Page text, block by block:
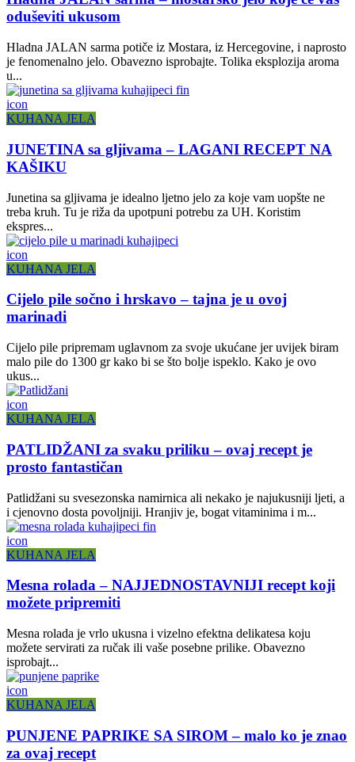
oduševiti ukusom
Hladna JALAN sarma potiče iz Mostara, iz Hercegovine, i naprosto
je fenomenalno jelo. Obavezno isprobajte. Tolika eksplozija aroma
u...
icon
KUHANA JELA
JUNETINA sa gljivama – LAGANI RECEPT NA
KAŠIKU
Junetina sa gljivama je idealno ljetno jelo za koje vam uopšte ne
treba kruh. Tu je riža da upotpuni potrebu za UH. Koristim
ekspres...
icon
KUHANA JELA
Cijelo pile sočno i hrskavo – tajna je u ovoj
marinadi
Cijelo pile pripremam uglavnom za svoje ukućane jer uvijek biram
malo pile do 1300 gr kako bi se što bolje ispeklo. Kako je ovo
ukus...
icon
KUHANA JELA
PATLIDŽANI za svaku priliku – ovaj recept je
prosto fantastičan
Patlidžani su svesezonska namirnica ali nekako je najukusniji ljeti, a
i cjenovno dosta povoljniji. Hranjiv je, bogat vitaminima i m...
icon
KUHANA JELA
Mesna rolada – NAJJEDNOSTAVNIJI recept koji
možete pripremiti
Mesna rolada je vrlo ukusna i vizelno efektna delikatesa koju
možete servirati za ručak ili vaše posebne prilike. Obavezno
isprobajt...
icon
KUHANA JELA
PUNJENE PAPRIKE SA SIROM – malo ko je znao
za ovaj recept